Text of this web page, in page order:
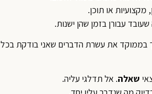
מקצועיות או תוכן.
עבורן בזמן שהן ישנות.
בממוקד את עשרת הדברים שאני בודקת בכל
שאלה. אל תדלגי עליה.